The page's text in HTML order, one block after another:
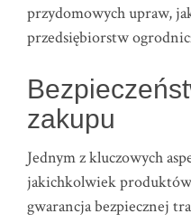
przydomowych upraw,
przedsiębiorstw
zakupu
Jednym z kluczowych
jakichkolwiek
gwarancja bezpiecznej